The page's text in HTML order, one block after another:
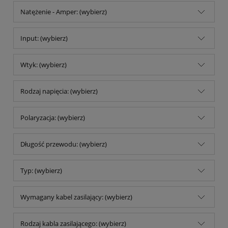
Natężenie - Amper: (wybierz)
Input: (wybierz)
Wtyk: (wybierz)
Rodzaj napięcia: (wybierz)
Polaryzacja: (wybierz)
Długość przewodu: (wybierz)
Typ: (wybierz)
Wymagany kabel zasilający: (wybierz)
Rodzaj kabla zasilającego: (wybierz)